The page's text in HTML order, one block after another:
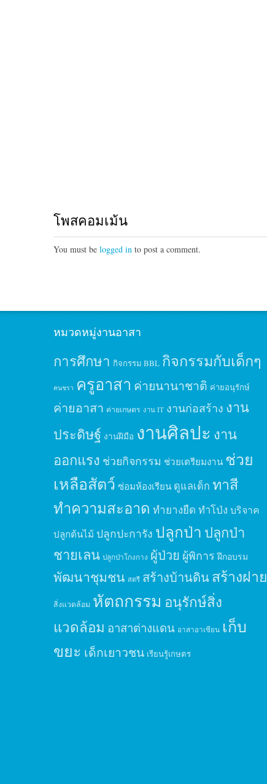
โพสคอมเม้น
You must be logged in to post a comment.
หมวดหมู่งานอาสา
การศึกษา กิจกรรม BBL กิจกรรมกับเด็กๆ
คนชรา ครูอาสา ค่ายนานาชาติ ค่ายอนุรักษ์
ค่ายอาสา ค่ายเกษตร งาน IT งานก่อสร้าง งาน
ประดิษฐ์ งานฝีมือ งานศิลปะ งาน
ออกแรง ช่วยกิจกรรม ช่วยเตรียมงาน ช่วย
เหลือสัตว์ ซ่อมห้องเรียน ดูแลเด็ก ทาสี
ทำความสะอาด ทำยางยืด ทำโป่ง บริจาค
ปลูกต้นไม้ ปลูกปะการัง ปลูกป่า ปลูกป่า
ชายเลน ปลูกป่าโกงกาง ผู้ป่วย ผู้พิการ ฝึกอบรม
พัฒนาชุมชน สตรี สร้างบ้านดินสร้างฝาย
สิ่งแวดล้อม หัตถกรรม อนุรักษ์สิ่ง
แวดล้อม อาสาต่างแดน อาสาอาเซียน เก็บ
ขยะ เด็กเยาวชน เรียนรู้เกษตร